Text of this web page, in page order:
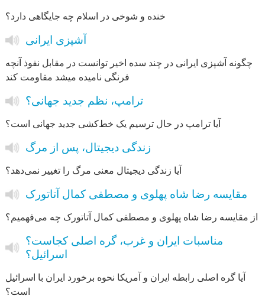
خنده و شوخی در اسلام چه جایگاهی دارد؟
آشپزی ایرانی
چگونه آشپزی ایرانی در چند سده اخیر توانست در مقابل نفوذ آنچه
فرنگی نامیده میشد مقاومت کند
ترامپ، نظم جدید جهانی؟
آیا ترامپ در حال ترسیم یک خط‌کشی جدید جهانی‌ است؟
زندگی دیجیتال، پس از مرگ
آیا زندگی دیجیتال معنی مرگ را تغییر نمی‌دهد؟
مقایسه رضا شاه پهلوی و مصطفی کمال آتاتورک
از مقایسه رضا شاه پهلوی و مصطفی کمال آتاتورک چه می‌فهمیم؟
مناسبات ایران و غرب، گره اصلی کجاست؟
اسرائیل؟
آیا گره اصلی رابطه ایران و آمریکا نحوه برخورد ایران با اسرائیل
است؟